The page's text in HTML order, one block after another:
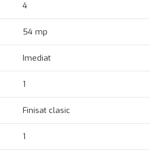
4
54 mp
Imediat
1
Finisat clasic
1